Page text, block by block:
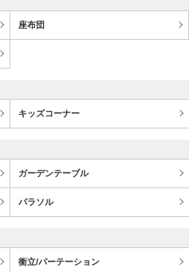
座布団
キッズコーナー
ガーデンテーブル
パラソル
衝立/パーテーション